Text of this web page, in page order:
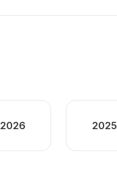
2026 2025